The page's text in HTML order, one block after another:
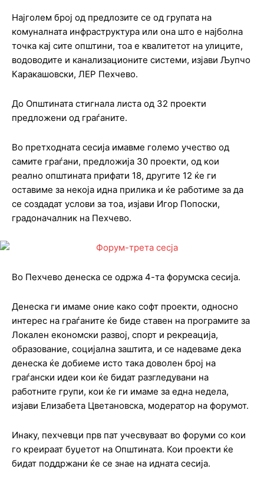
Најголем број од предлозите се од групата на
комуналната инфраструктура или она што е најболна
точка кај сите општини, тоа е квалитетот на улиците,
водоводите и канализационите системи, изјави Љупчо
Каракашовски, ЛЕР Пехчево.
До Општината стигнала листа од 32 проекти
предложени од граѓаните.
Во претходната сесија имавме големо учество од
самите граѓани, предложија 30 проекти, од кои
реално општината прифати 18, другите 12 ќе ги
оставиме за некоја идна прилика и ќе работиме за да
се создадат услови за тоа, изјави Игор Попоски,
градоначалник на Пехчево.
Во Пехчево денеска се одржа 4-та форумска сесија.
Денеска ги имаме оние како софт проекти, односно
интерес на граѓаните ќе биде ставен на програмите за
Локален економски развој, спорт и рекреација,
образование, социјална заштита, и се надеваме дека
денеска ќе добиеме исто така доволен број на
граѓански идеи кои ќе бидат разгледувани на
работните групи, кои ќе ги имаме за една недела,
изјави Елизабета Цветановска, модератор на форумот.
Инаку, пехчевци прв пат учесвуваат во форуми со кои
го креираат буџетот на Општината. Кои проекти ќе
бидат поддржани ќе се знае на идната сесија.